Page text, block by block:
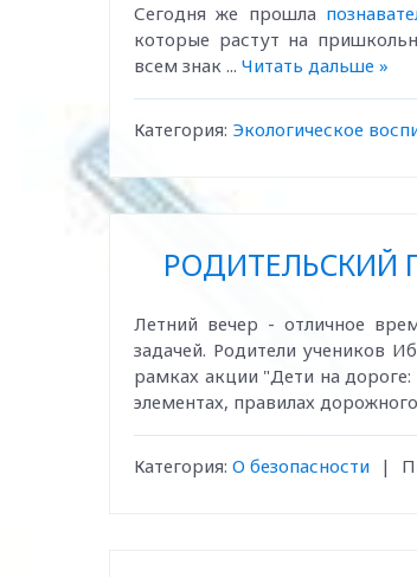
Сегодня же прошла
которые растут на
всем знак ... Читать дальше »
Категория: Экологическое
РОДИТЕЛЬСКИЙ
Летний вечер - отличное
задачей. Родители учеников
рамках акции "Дети на
элементах, правилах
Категория: О безопасности |